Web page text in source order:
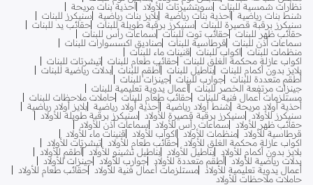
نظارات شمسية للبنات
سويتشيرتات للأولاد
أحذية بنات مريحة
شنط بنات رياضية أحذية بنات رياضية بلايز بنات رياضية
سنيكرز للبنات
سنيكرز برقبة قصيرة للبنات
سنيكرز برقبة طويلة للبنات حقائب يد للبنات
حقائب ظهر للبنات حقائب توت للبنات
سماعات رأس للبنات
سماعات أذن للبنات
قرطاسية للبنات صناديق اكسسوارات للبنات
منظمات للبنات
اكواب للبنات
قنينات ماء للبنات
اكواب عازلة محكمة الغلق للبنات حقائب طعام للبنات تيشرتات للبنات
بلايز بدون أكمام للبنات بناطيل للبنات أطقم للبنات بدلات رياضية للبنات
أطقم متعددة للبنات جوارب للبنات جينزات للبنات
جينزات مرتفعة الخصر للبنات أعمال يدوية تعليمية للبنات
مستلزمات أعمال فنية للبنات حقائب طعام للبنات حاملات ملاحظات للبنات
أحذية أولاد مريحة
شنط أولاد رياضية أحذية أولاد رياضية بلايز أولاد رياضية
سنيكرز للأولاد
سنيكرز برقبة قصيرة للأولاد
سنيكرز برقبة طويلة للأولاد
حقائب ظهر للأولاد
سماعات رأس للأولاد
سماعات أذن للأولاد
قرطاسية للأولاد منظمات للأولاد اكواب للأولاد
قنينات ماء للأولاد
اكواب عازلة محكمة الغلق للأولاد
حقائب طعام للأولاد
تيشرتات للأولاد
بلايز بدون أكمام للأولاد
بناطيل للأولاد بناطيل تشينو للأولاد
أطقم للأولاد
بدلات رياضية للأولاد أطقم متعددة للأولاد جوارب للأولاد جينزات للأولاد
أعمال يدوية تعليمية للأولاد
مستلزمات أعمال فنية للأولاد
حقائب طعام للأولاد
حاملات ملاحظات للأولاد